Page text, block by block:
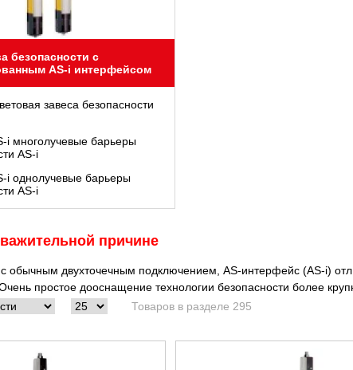
безопасности с
AS-i интерфейсом
завеса безопасности
i многолучевые барьеры
AS-i
i однолучевые барьеры
AS-i
причине
обычным двухточечным подключением, AS-интерфейс (AS-i)
простое дооснащение технологии безопасности более
Товаров в разделе 295